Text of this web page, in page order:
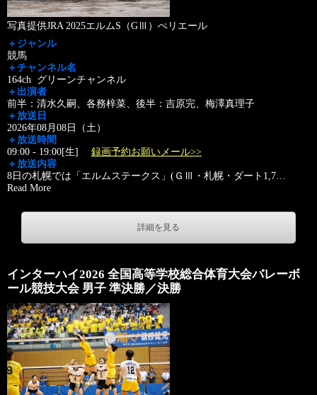
写真提供JRA 2025エルムS（GⅢ）ぺリエール
＋ジャンル
競馬
＋チャンネル名
164ch グリーンチャンネル
＋出演者
前半：清水久嗣、各務梓菜、後半：吉原完、梅澤真理子
＋放送日
2026年08月08日（土）
＋放送時間
09:00 - 19:00[生] 録画予約お願いメール>>
＋放送内容
8日の札幌では「エルムステークス」(ＧⅢ・札幌・ダート1,7…
Read More
詳細を見る
インターハイ2026 全国高等学校総合体育大会バレーボ
ール競技大会 男子 準決勝／決勝